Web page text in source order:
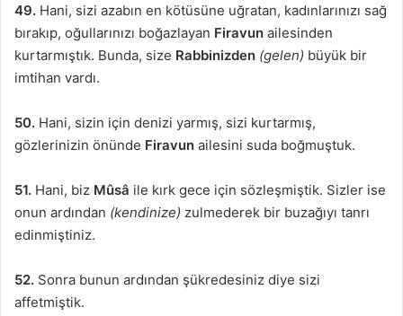
49. Hani, sizi azabın en kötüsüne uğratan, kadınlarınızı sağ
bırakıp, oğullarınızı boğazlayan Firavun ailesinden
kurtarmıştık. Bunda, size Rabbinizden (gelen) büyük bir
imtihan vardı.
50. Hani, sizin için denizi yarmış, sizi kurtarmış,
gözlerinizin önünde Firavun ailesini suda boğmuştuk.
51. Hani, biz Mûsâ ile kırk gece için sözleşmiştik. Sizler ise
onun ardından (kendinize) zulmederek bir buzağıyı tanrı
edinmiştiniz.
52. Sonra bunun ardından şükredesiniz diye sizi
affetmiştik.